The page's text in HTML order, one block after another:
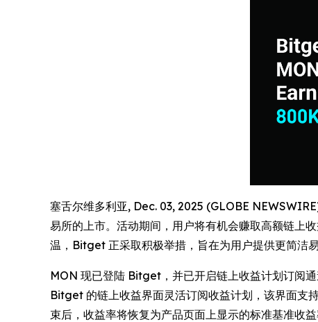
塞舌尔维多利亚, Dec. 03, 2025 (GLOBE
易所的上市。活动期间，用户将有机会赚取高额链上
温，Bitget 正采取积极举措，旨在为用户提供更简洁
MON 现已登陆 Bitget，并已开启链上收益计划订阅
Bitget 的链上收益界面灵活订阅收益计划，该界面支
束后，收益率将恢复为产品页面上显示的标准基准收益